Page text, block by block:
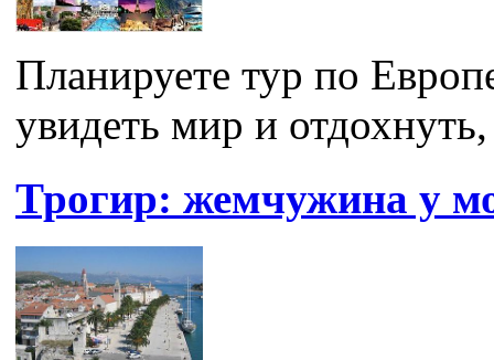
Планируете тур по
увидеть мир и
Трогир: жемчужина у